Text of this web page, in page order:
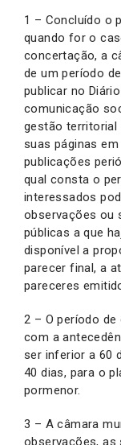
1 – Concluído o
quando for o
concertação, a
de um período
publicar no
comunicação
gestão territorial
suas páginas
publicações
qual consta o
interessados
observações ou
públicas a que
disponível a
parecer final, a
pareceres
2 – O período
com a
ser inferior a 60
40 dias, para o
pormenor.
3 – A câmara
observações, as